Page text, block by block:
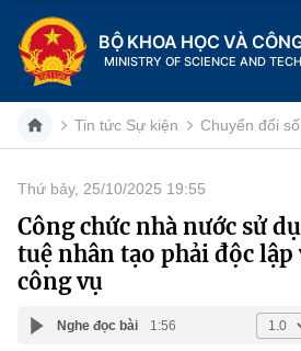
BỘ KHOA HỌC VÀ
MINISTRY OF SCIENCE AND
Danh mục
Trang chủ
Tin tức Sự kiện Chuyển đổi số
Thứ bảy, 25/10/2025 19:55
Công chức nhà nước sử
tuệ nhân tạo phải độc
công vụ
Nghe đọc bài 1:56